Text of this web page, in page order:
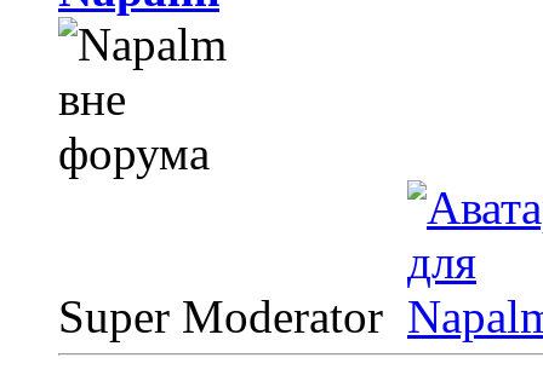
Super Moderator